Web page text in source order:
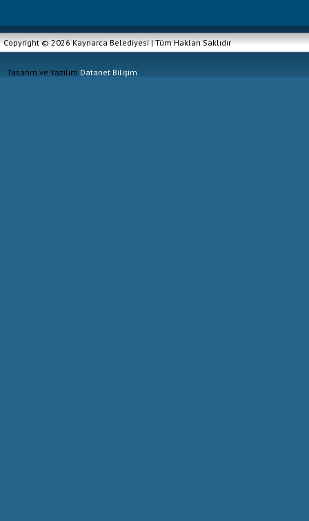
Copyright © 2026 Kaynarca Belediyesi | Tüm Hakları Saklıdır
Tasarım ve Yazılım Datanet Bilişim